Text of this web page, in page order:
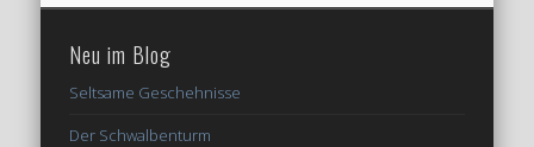
Neu im Blog
Seltsame Geschehnisse
Der Schwalbenturm